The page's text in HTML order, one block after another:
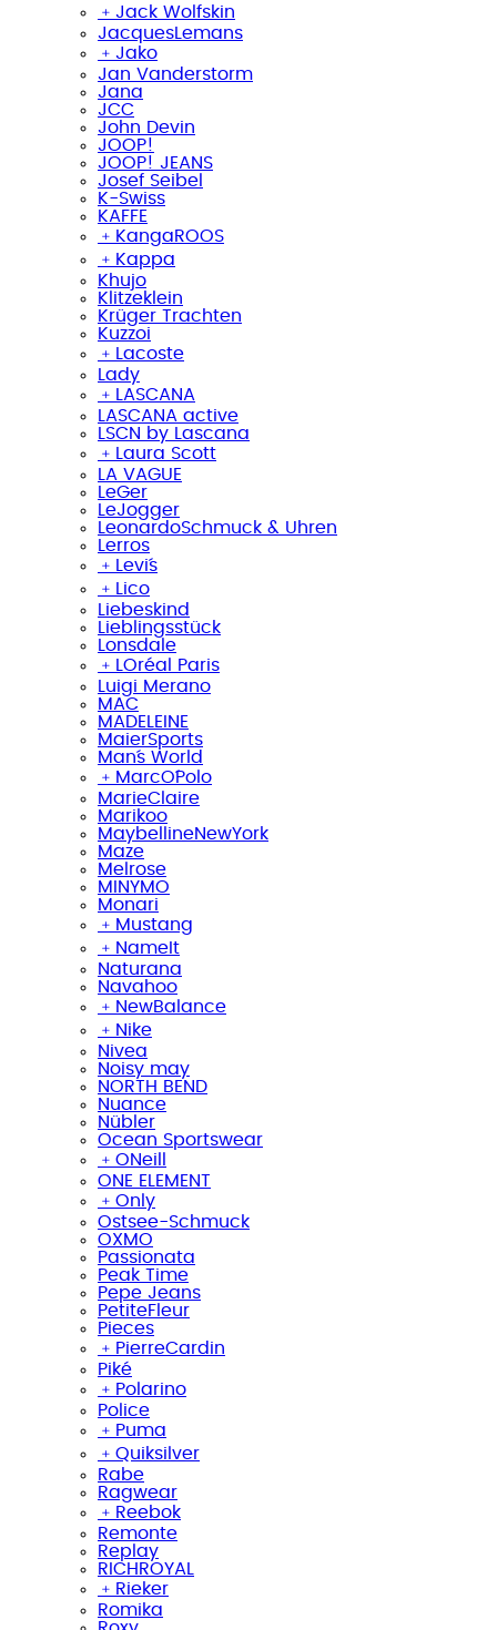
﹢ Jack Wolfskin
JacquesLemans
﹢ Jako
Jan Vanderstorm
Jana
JCC
John Devin
JOOP!
JOOP! JEANS
Josef Seibel
K-Swiss
KAFFE
﹢ KangaROOS
﹢ Kappa
Khujo
Klitzeklein
Krüger Trachten
Kuzzoi
﹢
Lacoste
Lady
﹢
LASCANA
LASCANA active
LSCN by Lascana
﹢
Laura Scott
LA VAGUE
LeGer
LeJogger
LeonardoSchmuck & Uhren
Lerros
﹢
Levi´s
﹢
Lico
Liebeskind
Lieblingsstück
Lonsdale
﹢
LOréal Paris
Luigi Merano
MAC
MADELEINE
MaierSports
Man´s World
﹢ MarcO´Polo
MarieClaire
Marikoo
MaybellineNewYork
Maze
Melrose
MINYMO
Monari
﹢ Mustang
﹢ NameIt
Naturana
Navahoo
﹢ NewBalance
﹢ Nike
Nivea
Noisy may
NORTH BEND
Nuance
Nübler
Ocean Sportswear
﹢ ONeill
ONE ELEMENT
﹢ Only
Ostsee-Schmuck
OXMO
Passionata
Peak Time
Pepe Jeans
PetiteFleur
Pieces
﹢ PierreCardin
Piké
﹢ Polarino
Police
﹢ Puma
﹢ Quiksilver
Rabe
Ragwear
﹢ Reebok
Remonte
Replay
RICHROYAL
﹢ Rieker
Romika